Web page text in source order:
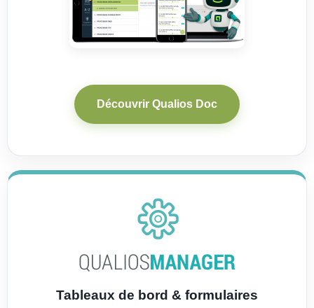
Découvrir Qualios Doc
Tableaux de bord & formulaires